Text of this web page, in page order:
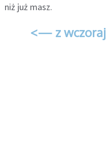
niż już masz.
<— z wczoraj